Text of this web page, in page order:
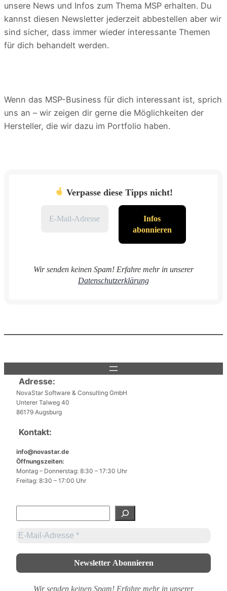
unsere News und Infos zum Thema MSP erhalten. Du
kannst diesen Newsletter jederzeit abbestellen aber wir
sind sicher, dass immer wieder interessante Themen
für dich behandelt werden.
Wenn das MSP-Business für dich interessant ist, sprich
uns an – wir zeigen dir gerne die Möglichkeiten der
Hersteller, die wir dazu im Portfolio haben.
Verpasse diese Tipps nicht!
Wir senden keinen Spam! Erfahre mehr in unserer
Datenschutzerklärung
Adresse:
NovaStar Software & Consulting GmbH
Unterer Talweg 40
86179 Augsburg
Kontakt:
info@novastar.de
Öffnungszeiten:
Montag – Donnerstag: 8:30 – 17:30 Uhr
Freitag: 8:30 – 17:00 Uhr
u
c
e
Wir senden keinen Spam! Erfahre mehr in unserer